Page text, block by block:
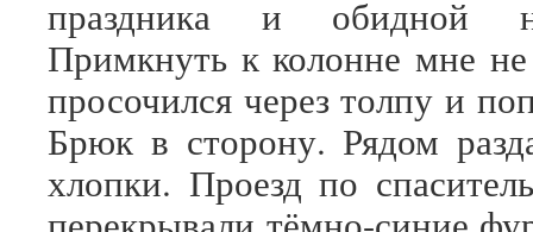
праздника и обидной
Примкнуть к колонне мне не
просочился через толпу и
Брюк в сторону. Рядом
хлопки. Проезд по